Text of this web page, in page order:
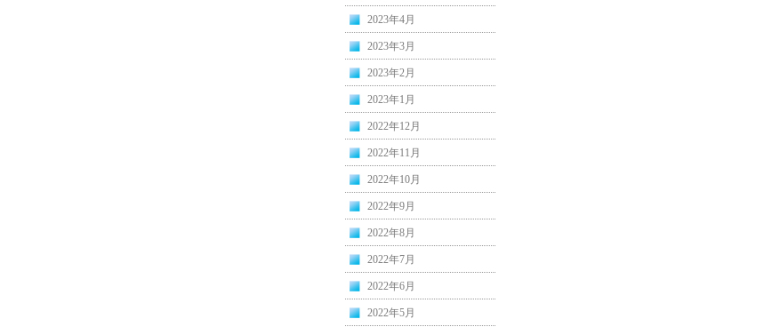
2023年4月
2023年3月
2023年2月
2023年1月
2022年12月
2022年11月
2022年10月
2022年9月
2022年8月
2022年7月
2022年6月
2022年5月